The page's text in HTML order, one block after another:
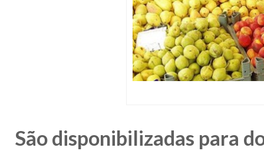
São disponibilizadas para